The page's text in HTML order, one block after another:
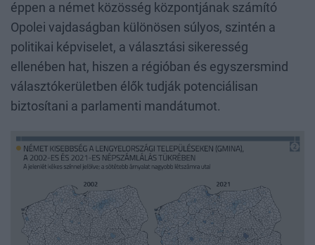
éppen a német közösség központjának számító
Opolei vajdaságban különösen súlyos, szintén a
politikai képviselet, a választási sikeresség
ellenében hat, hiszen a régióban és egyszersmind
választókerületben élők tudják potenciálisan
biztosítani a parlamenti mandátumot.